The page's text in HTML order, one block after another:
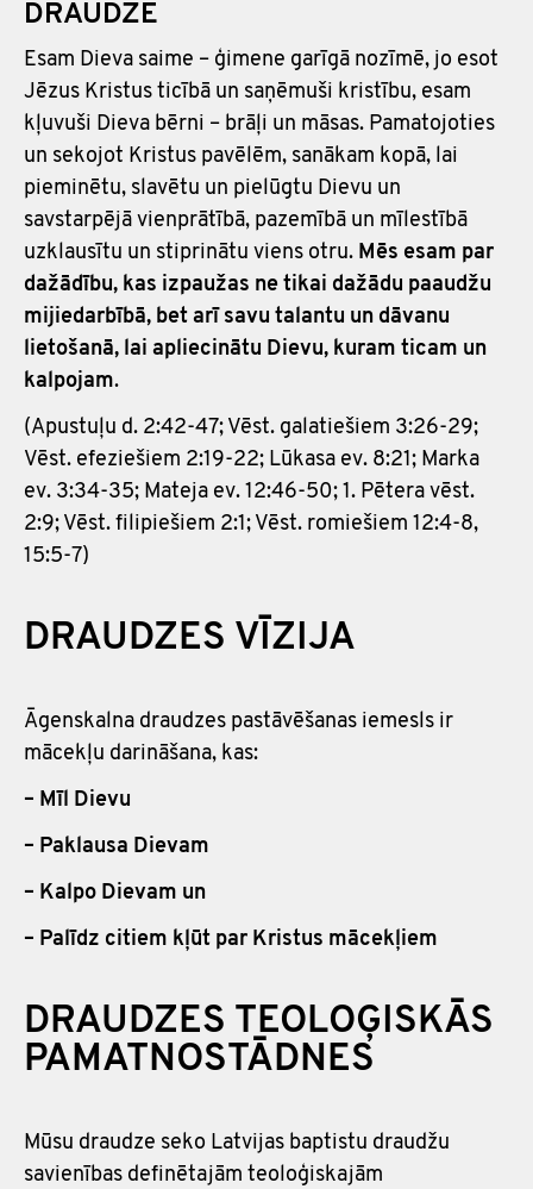
DRAUDZE
Esam Dieva saime – ģimene garīgā nozīmē, jo esot
Jēzus Kristus ticībā un saņēmuši kristību, esam
kļuvuši Dieva bērni – brāļi un māsas. Pamatojoties
un sekojot Kristus pavēlēm, sanākam kopā, lai
pieminētu, slavētu un pielūgtu Dievu un
savstarpējā vienprātībā, pazemībā un mīlestībā
uzklausītu un stiprinātu viens otru. Mēs esam par
dažādību, kas izpaužas ne tikai dažādu paaudžu
mijiedarbībā, bet arī savu talantu un dāvanu
lietošanā, lai apliecinātu Dievu, kuram ticam un
kalpojam.
(Apustuļu d. 2:42-47; Vēst. galatiešiem 3:26-29;
Vēst. efeziešiem 2:19-22; Lūkasa ev. 8:21; Marka
ev. 3:34-35; Mateja ev. 12:46-50; 1. Pētera vēst.
2:9; Vēst. filipiešiem 2:1; Vēst. romiešiem 12:4-8,
15:5-7)
DRAUDZES VĪZIJA
Āgenskalna draudzes pastāvēšanas iemesls ir
mācekļu darināšana, kas:
– Mīl Dievu
– Paklausa Dievam
– Kalpo Dievam un
– Palīdz citiem kļūt par Kristus mācekļiem
DRAUDZES TEOLOĢISKĀS
PAMATNOSTĀDNES
Mūsu draudze seko Latvijas baptistu draudžu
savienības definētajām teoloģiskajām